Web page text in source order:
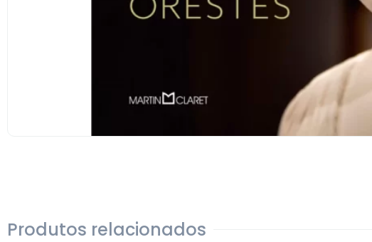
Produtos relacionados